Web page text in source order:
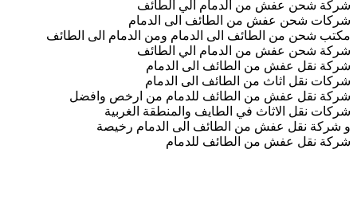
شركة شحن عفش من الدمام الي الطائف
شركات شحن عفش من الطائف الى الدمام
مكتب شحن من الطائف الى الدمام ومن الدمام الى الطائف
شركة شحن عفش من الدمام الي الطائف
شركة نقل عفش من الطائف الى الدمام
شركات نقل اثاث من الطائف الى الدمام
شركة نقل عفش من الطائف للدمام من ارخص وافضل
شركات نقل الاثاث في الطايف والمنطقة الغربية
و شركة نقل عفش من الطائف الى الدمام رخيصة
شركة نقل عفش من الطائف للدمام